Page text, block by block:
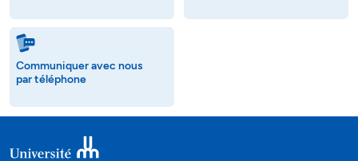
Communiquer avec nous
par téléphone